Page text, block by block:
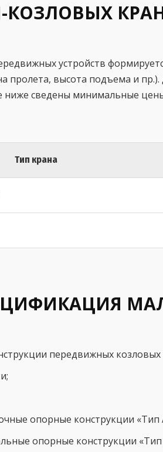
устройств
пролета, высота подъема и
ниже сведены минимальные
Тип крана
передвижных козловых
опорные конструкции «Тип
опорные конструкции «Тип